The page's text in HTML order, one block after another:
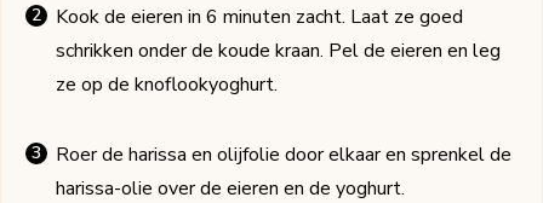
Kook de eieren in 6 minuten zacht. Laat ze goed
schrikken onder de koude kraan. Pel de eieren en leg
ze op de knoflookyoghurt.
Roer de harissa en olijfolie door elkaar en sprenkel de
harissa-olie over de eieren en de yoghurt.